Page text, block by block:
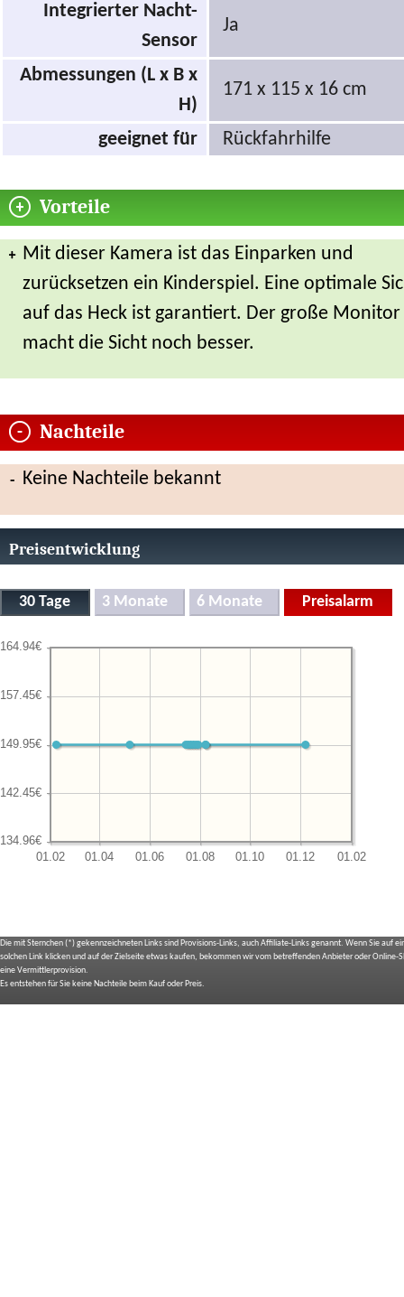
Integrierter Nacht-
Sensor
Ja
Abmessungen (L x B x
H)
171 x 115 x 16 cm
geeignet für Rückfahrhilfe
Vorteile
Mit dieser Kamera ist das Einparken und
zurücksetzen ein Kinderspiel. Eine optimale
auf das Heck ist garantiert. Der große Monitor
macht die Sicht noch besser.
Nachteile
Keine Nachteile bekannt
Preisentwicklung
Die mit Sternchen (*) gekennzeichneten Links sind Provisions-Links, auch Affiliate-Links genannt. Wenn Sie auf
solchen Link klicken und auf der Zielseite etwas kaufen, bekommen wir vom betreffenden Anbieter oder Online-
eine Vermittlerprovision.
Es entstehen für Sie keine Nachteile beim Kauf oder Preis.